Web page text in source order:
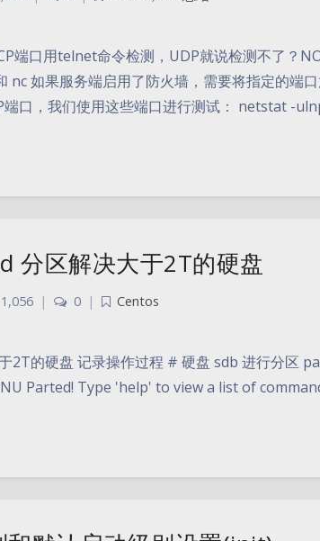
端口用telnet命令检测，UDP就说检测不了？
nc 如果服务端启用了防火墙，需要将指定的端
端口，我们使用这些端口进行测试： netstat -
分区解决大于2T的硬盘
1,056 | 0 |
Centos
2T的硬盘 记录操作过程 # 硬盘 sdb 进行分区
Parted! Type 'help' to view a list of